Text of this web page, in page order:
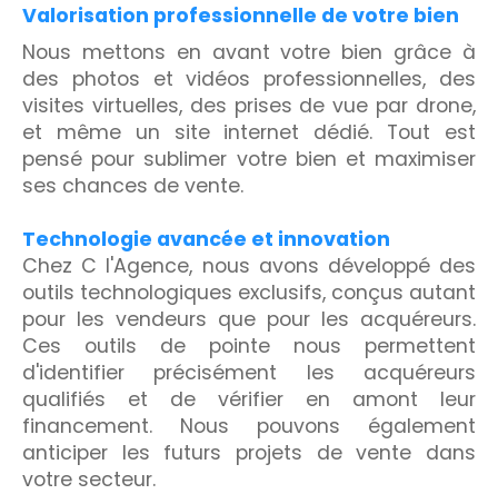
Valorisation professionnelle de votre bien
Nous mettons en avant votre bien grâce à
des photos et vidéos professionnelles, des
visites virtuelles, des prises de vue par drone,
et même un site internet dédié. Tout est
pensé pour sublimer votre bien et maximiser
ses chances de vente.
Technologie avancée et innovation
Chez C l'Agence, nous avons développé des
outils technologiques exclusifs, conçus autant
pour les vendeurs que pour les acquéreurs.
Ces outils de pointe nous permettent
d'identifier précisément les acquéreurs
qualifiés et de vérifier en amont leur
financement. Nous pouvons également
anticiper les futurs projets de vente dans
votre secteur.